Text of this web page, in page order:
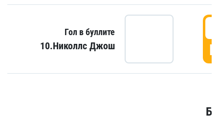
Гол в буллите
10.Николлс Джош